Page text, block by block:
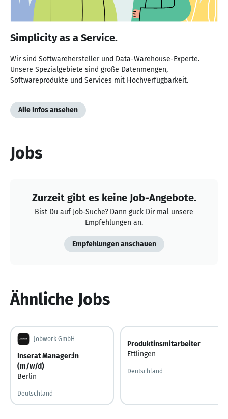
Simplicity as a Service.
Wir sind Softwarehersteller und Data-Warehouse-Experte.
Unsere Spezialgebiete sind große Datenmengen,
Softwareprodukte und Services mit Hochverfügbarkeit.
Alle Infos ansehen
Jobs
Zurzeit gibt es keine Job-Angebote.
Bist Du auf Job-Suche? Dann guck Dir mal unsere
Empfehlungen an.
Empfehlungen anschauen
Ähnliche Jobs
Jobwork GmbH
Inserat Manager:in
(m/w/d)
Berlin
Deutschland
Produktinsmitarbeiter
Ettlingen
Deutschland